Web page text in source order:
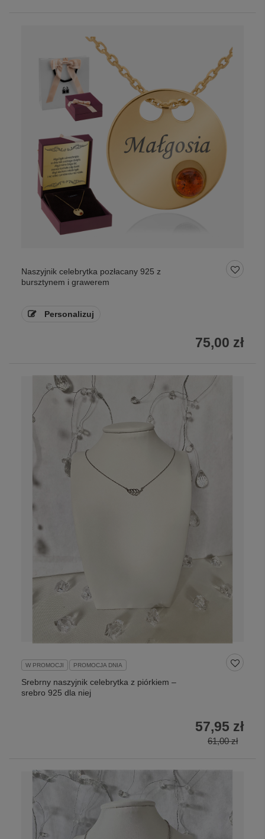
Naszyjnik celebrytka pozłacany 925 z
bursztynem i grawerem
Personalizuj
75,00 zł
W PROMOCJI PROMOCJA DNIA
Srebrny naszyjnik celebrytka z piórkiem –
srebro 925 dla niej
61,00 zł
57,95 zł